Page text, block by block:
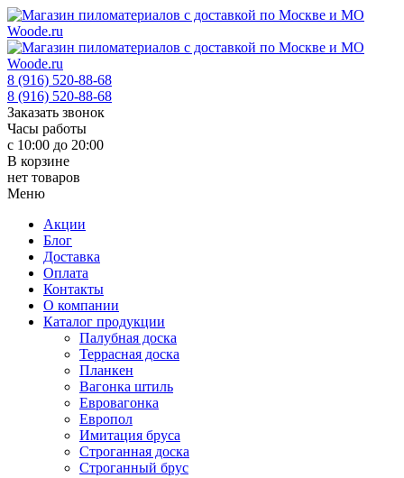
8 (916) 520-88-68
8 (916) 520-88-68
Заказать звонок
Часы работы
с 10:00 до 20:00
В корзине
нет товаров
Меню
Акции
Блог
Доставка
Оплата
Контакты
О компании
Каталог продукции
Палубная доска
Террасная доска
Планкен
Вагонка штиль
Евровагонка
Европол
Имитация бруса
Строганная доска
Строганный брус